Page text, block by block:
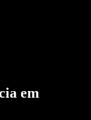
em